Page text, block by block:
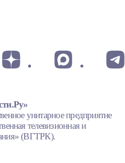
унитарное предприятие
телевизионная и
(ВГТРК).